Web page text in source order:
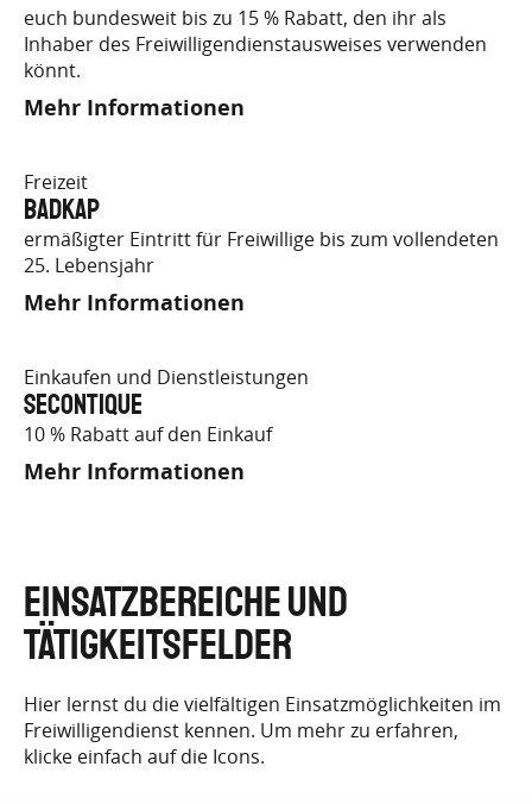
euch bundesweit bis zu 15 % Rabatt, den ihr als
Inhaber des Freiwilligendienstausweises verwenden
könnt.
Mehr Informationen
Freizeit
badkap
ermäßigter Eintritt für Freiwillige bis zum vollendeten
25. Lebensjahr
Mehr Informationen
Einkaufen und Dienstleistungen
Secontique
10 % Rabatt auf den Einkauf
Mehr Informationen
EINSATZBEREICHE UND
TÄTIGKEITSFELDER
Hier lernst du die vielfältigen Einsatzmöglichkeiten im
Freiwilligendienst kennen. Um mehr zu erfahren,
klicke einfach auf die Icons.